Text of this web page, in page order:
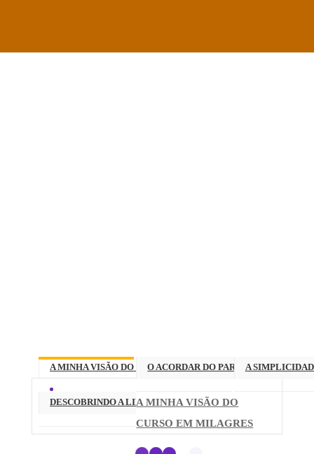
A MINHA VISÃO DO CURSO EM MILAGRES
O ACORDAR DO PARAÍSO NOS SERES
A
DESCOBRINDO A LIBERDADEA MINHA VISÃO DO
CURSO EM MILAGRES